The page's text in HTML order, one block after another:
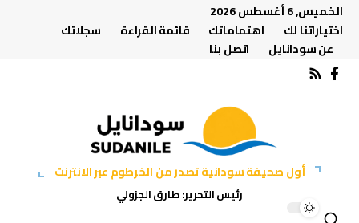
الخميس, 6 أغسطس 2026
اختياراتنا لك
اهتماماتك قائمة القراءة
سجلاتك
عن سودانايل
اتصل بنا
أول صحيفة سودانية تصدر من الخرطوم عبر الانترنت
رئيس التحرير: طارق الجزولي